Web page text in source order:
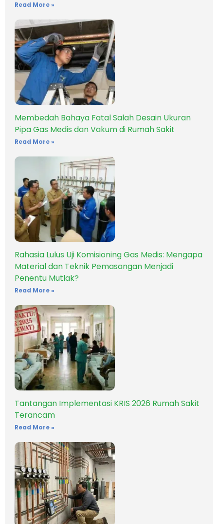
Read More »
Membedah Bahaya Fatal Salah Desain Ukuran
Pipa Gas Medis dan Vakum di Rumah Sakit
Read More »
Rahasia Lulus Uji Komisioning Gas Medis: Mengapa
Material dan Teknik Pemasangan Menjadi
Penentu Mutlak?
Read More »
Tantangan Implementasi KRIS 2026 Rumah Sakit
Terancam
Read More »